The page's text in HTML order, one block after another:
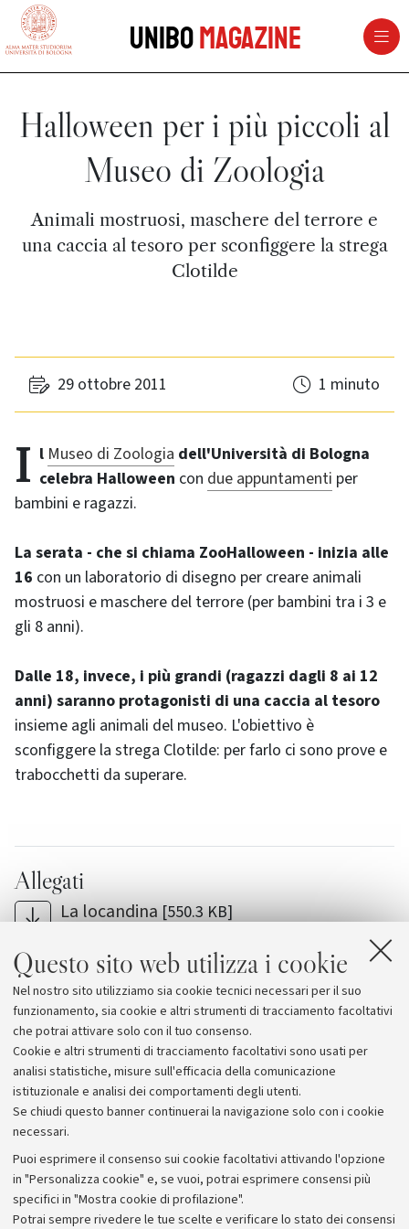
Questo sito web utilizza i cookie
Nel nostro sito utilizziamo sia cookie tecnici necessari per il suo
funzionamento, sia cookie e altri strumenti di tracciamento facoltativi
che potrai attivare solo con il tuo consenso.
Cookie e altri strumenti di tracciamento facoltativi sono usati per
analisi statistiche, misure sull'efficacia della comunicazione
istituzionale e analisi dei comportamenti degli utenti.
Se chiudi questo banner continuerai la navigazione solo con i cookie
necessari.
Puoi esprimere il consenso sui cookie facoltativi attivando l'opzione
in "Personalizza cookie" e, se vuoi, potrai esprimere consensi più
specifici in "Mostra cookie di profilazione".
Potrai sempre rivedere le tue scelte e verificare lo stato dei consensi
vai al contenuto della pagina
UniboMagazine
Halloween per i più piccoli al
Museo di Zoologia
Animali mostruosi, maschere del terrore e
una caccia al tesoro per sconfiggere la strega
Clotilde
29 ottobre 2011 1 minuto
Il Museo di Zoologia dell'Università di Bologna
celebra Halloween con due appuntamenti per
bambini e ragazzi.
La serata - che si chiama ZooHalloween - inizia alle
16 con un laboratorio di disegno per creare animali
mostruosi e maschere del terrore (per bambini tra i 3 e
gli 8 anni).
Dalle 18, invece, i più grandi (ragazzi dagli 8 ai 12
anni) saranno protagonisti di una caccia al tesoro
insieme agli animali del museo. L'obiettivo è
sconfiggere la strega Clotilde: per farlo ci sono prove e
trabocchetti da superare.
Allegati
La locandina[550.3 KB]
ZooHalloween: maschere mostruose e caccia al
tesoro per i più piccoli
Sistema Museale di Ateneo - Museo di Zoologia
Archivio
Comunicati stampa
Redazione